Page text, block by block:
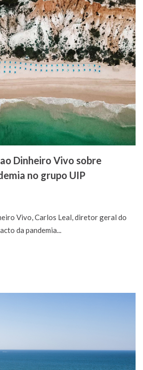
Dinheiro Vivo sobre
no grupo UIP
Vivo, Carlos Leal, diretor geral do
da pandemia...